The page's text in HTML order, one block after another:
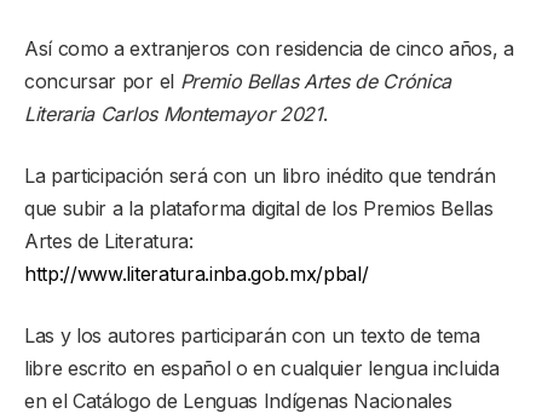
Así como a extranjeros con residencia de cinco años, a
concursar por el Premio Bellas Artes de Crónica
Literaria Carlos Montemayor 2021.
La participación será con un libro inédito que tendrán
que subir a la plataforma digital de los Premios Bellas
Artes de Literatura:
http://www.literatura.inba.gob.mx/pbal/
Las y los autores participarán con un texto de tema
libre escrito en español o en cualquier lengua incluida
en el Catálogo de Lenguas Indígenas Nacionales